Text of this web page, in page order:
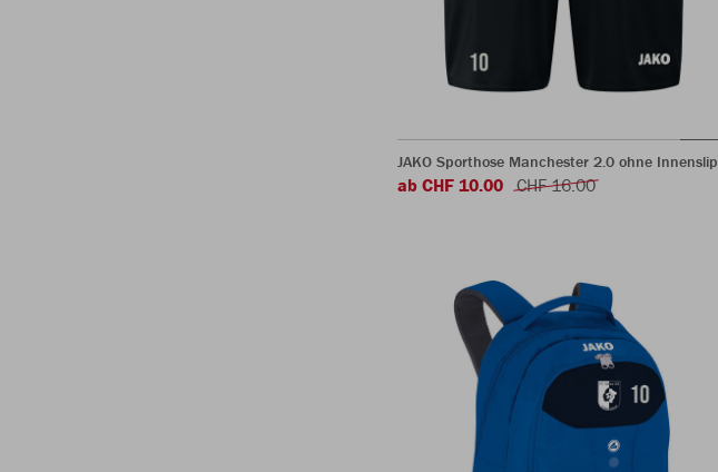
JAKO Sporthose Manchester 2.0 ohne Innenslip
ab CHF 10.00 CHF 16.00